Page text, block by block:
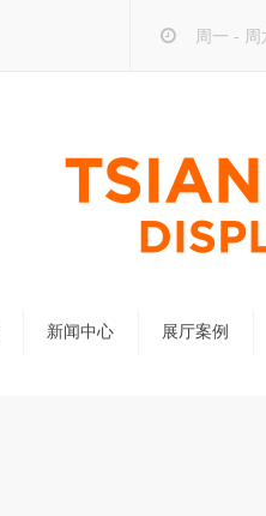
周一 -
新闻中心 展厅案例